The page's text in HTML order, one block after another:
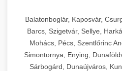
Balatonboglár, Kaposvár,
Barcs, Szigetvár, Sellye,
Mohács, Pécs, Szentlőrinc
Simontornya, Enying,
Sárbogárd, Dunaújváros,